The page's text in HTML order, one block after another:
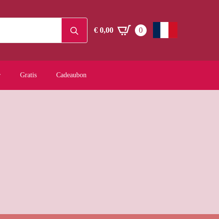
for:€0,00 0
Gratis Cadeaubon